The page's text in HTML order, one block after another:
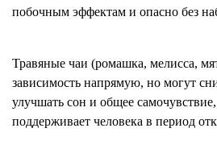
побочным эффектам и опасно без
Травяные чаи (ромашка, мелисса,
зависимость напрямую, но могут
улучшать сон и общее
поддерживает человека в период